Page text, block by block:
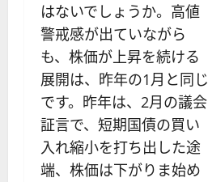
はないでしょうか。高値
警戒感が出ていながら
も、株価が上昇を続ける
展開は、昨年の1月と同じ
です。昨年は、2月の議会
証言で、短期国債の買い
入れ縮小を打ち出した途
端、株価は下がりま始め